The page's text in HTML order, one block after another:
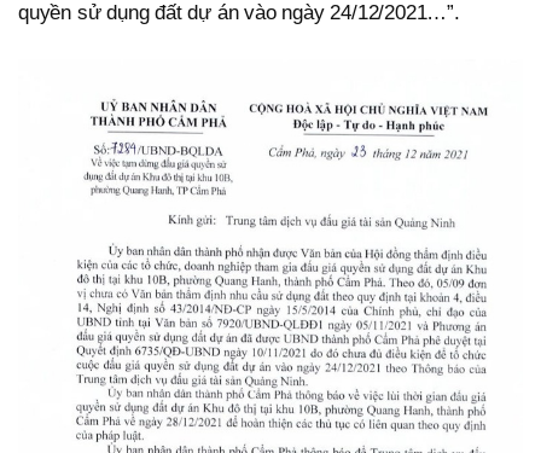
quyền sử dụng đất dự án vào ngày 24/12/2021…”.